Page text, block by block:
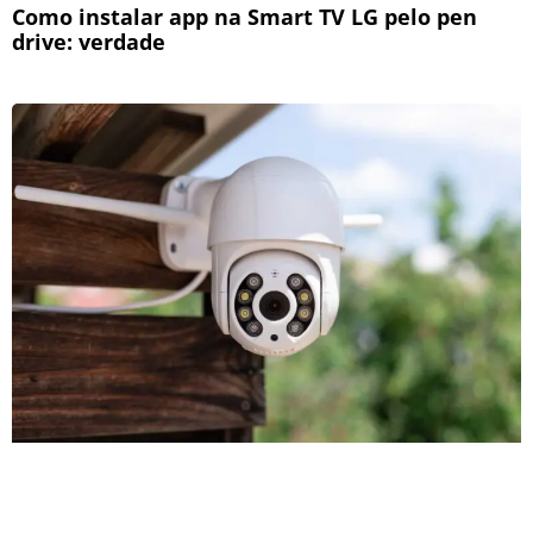
Como instalar app na Smart TV LG pelo pen
drive: verdade